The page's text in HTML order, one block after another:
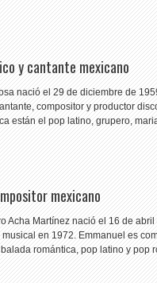
y cantante mexicano
nació el 29 de diciembre de
compositor y productor
están el pop latino, grupero,
mexicano
Acha Martínez nació el 16 de
en 1972. Emmanuel es
romántica, pop latino y pop